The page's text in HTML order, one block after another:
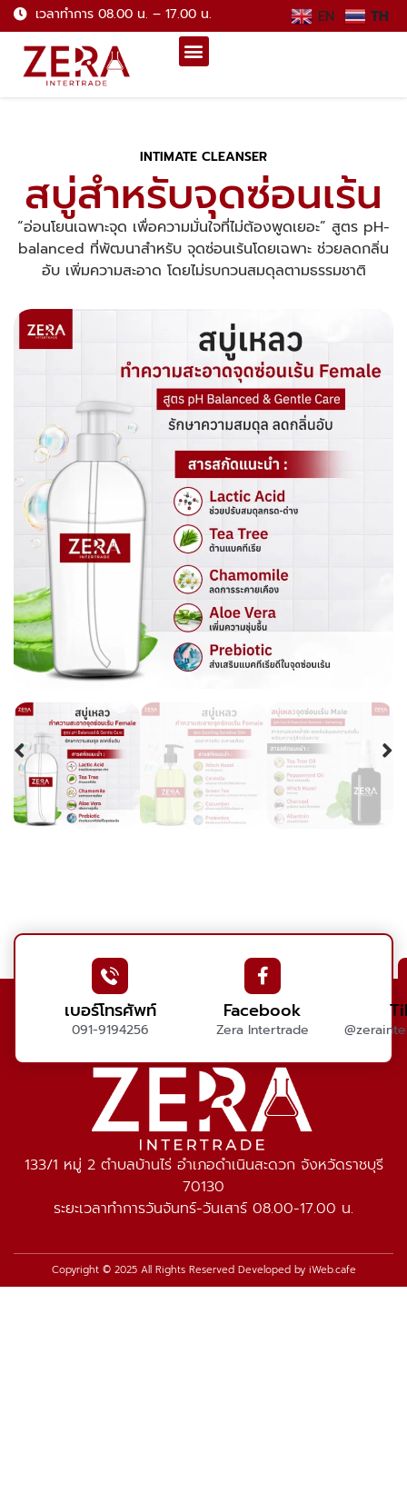
เวลาทำการ 08.00 น. – 17.00 น. EN TH
INTIMATE CLEANSER
สบู่สำหรับจุดซ่อนเร้น
“อ่อนโยนเฉพาะจุด เพื่อความมั่นใจที่ไม่ต้องพูดเยอะ” สูตร pH-
balanced ที่พัฒนาสำหรับ จุดซ่อนเร้นโดยเฉพาะ ช่วยลดกลิ่น
อับ เพิ่มความสะอาด โดยไม่รบกวนสมดุลตามธรรมชาติ
เบอร์โทรศัพท์
091-9194256
Facebook
Zera Intertrade
133/1 หมู่ 2 ตำบลบ้านไร่ อำเภอดำเนินสะดวก จังหวัดราชบุรี
70130
ระยะเวลาทำการวันจันทร์-วันเสาร์ 08.00-17.00 น.
Copyright © 2025 All Rights Reserved Developed by iWeb.cafe